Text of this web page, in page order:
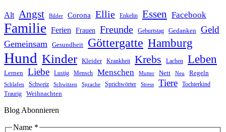
Alt Angst Bilder Corona Ellie Enkelin Essen Facebook
Familie Ferien Frauen Freunde Geburtstag Gedanken Geld
Gemeinsam Gesundheit Göttergatte Hamburg
Hund Kinder Kleider Krankheit Krebs Lachen Leben
Lernen Liebe Lustig Mensch Menschen Mutter Nett Neu Regeln
Schlafen Schweiz Schwitzen Sprache Sprichwörter Stress Tiere Tochterkind
Traurig Weihnachten
Blog Abonnieren
NameName *